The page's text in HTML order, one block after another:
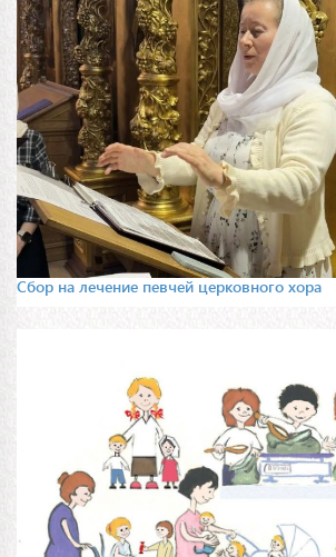
Сбор на лечение певчей церковного хора